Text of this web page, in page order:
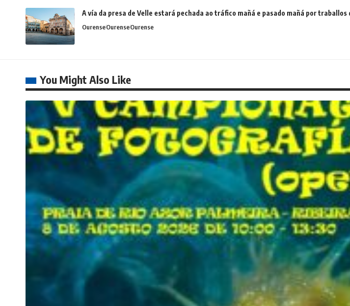
A vía da presa de Velle estará pechada ao tráfico mañá e pasado mañá por traballos
OurenseOurenseOurense
You Might Also Like